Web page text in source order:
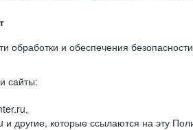
обработки и обеспечения
сайты:
и другие, которые ссылаются на эту